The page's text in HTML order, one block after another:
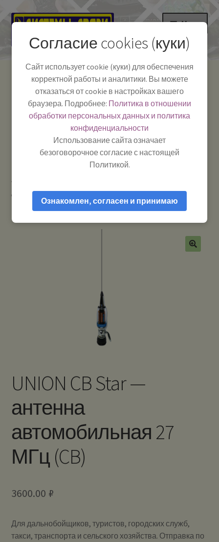
Перейти
навигации
Перейти
содержимому
Меню
Как пользоваться
Полезная информация
Мой аккаунт
Системы Связи:
г. Красноярск, ул.
Работаем:Пн-Пт:
10:00–18:00
-
Телефон:+7-
391-249-1040
Тел.|WA|Telegram:
+79029904090
дальнобойщиков
UNION CB Star — антенна автомобильная
27 МГц (CB)
UNION CB Star —
антенна
автомобильная 27
МГц (CB)
3600.00 ₽
Для дальнобойщиков, туристов, городских служб,
такси, транспорта и сельского хозяйства. Отправка по
Согласие cookies (куки)
Сайт использует cookie (куки) для обеспечения
корректной работы и аналитики. Вы можете
отказаться от cookie в настройках вашего
браузера. Подробнее: Политика в отношении
обработки персональных данных и политика
конфиденциальности
Использование сайта означает
безоговорочное согласие с настоящей
Политикой.
Ознакомлен, согласен и принимаю